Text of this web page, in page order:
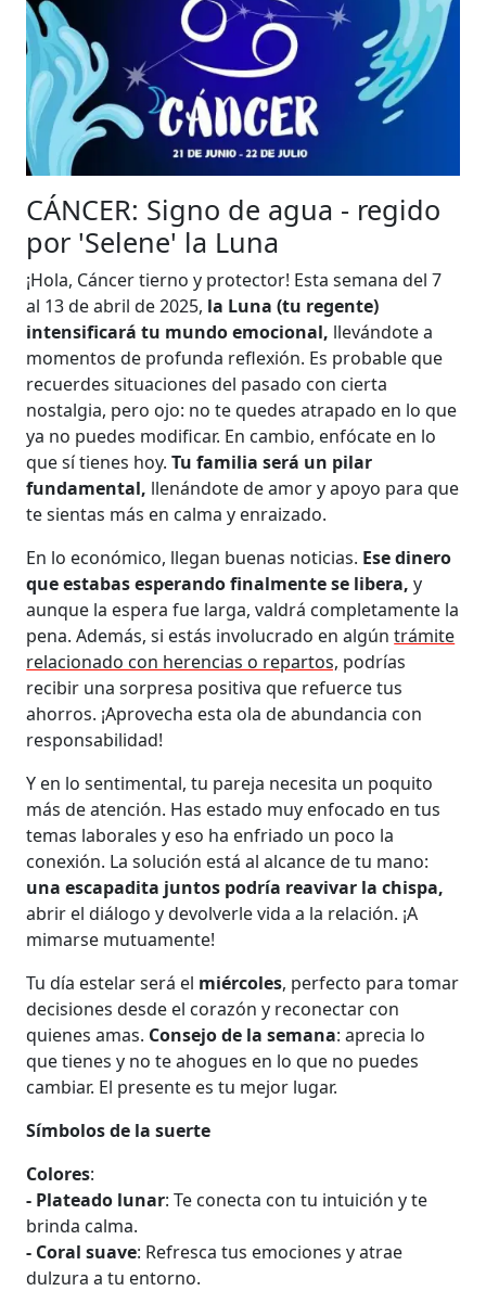
CÁNCER: Signo de agua - regido
por 'Selene' la Luna
¡Hola, Cáncer tierno y protector! Esta semana del 7
al 13 de abril de 2025, la Luna (tu regente)
intensificará tu mundo emocional, llevándote a
momentos de profunda reflexión. Es probable que
recuerdes situaciones del pasado con cierta
nostalgia, pero ojo: no te quedes atrapado en lo que
ya no puedes modificar. En cambio, enfócate en lo
que sí tienes hoy.Tu familia será un pilar
fundamental, llenándote de amor y apoyo para que
te sientas más en calma y enraizado.
En lo económico, llegan buenas noticias. Ese dinero
que estabas esperando finalmente se libera,y
aunque la espera fue larga, valdrá completamente la
pena. Además, si estás involucrado en algúntrámite
relacionado con herencias o repartos, podrías
recibir una sorpresa positiva que refuerce tus
ahorros. ¡Aprovecha esta ola de abundancia con
responsabilidad!
Y en lo sentimental, tu pareja necesita un poquito
más de atención. Has estado muy enfocado en tus
temas laborales y eso ha enfriado un poco la
conexión. La solución está al alcance de tu mano:
una escapadita juntos podría reavivar la chispa,
abrir el diálogo y devolverle vida a la relación. ¡A
mimarse mutuamente!
Tu día estelar será el miércoles, perfecto para tomar
decisiones desde el corazón y reconectar con
quienes amas. Consejo de la semana: aprecia lo
que tienes y no te ahogues en lo que no puedes
cambiar. El presente es tu mejor lugar.
Símbolos de la suerte
Colores:
- Plateado lunar: Te conecta con tu intuición y te
brinda calma.
- Coral suave: Refresca tus emociones y atrae
dulzura a tu entorno.